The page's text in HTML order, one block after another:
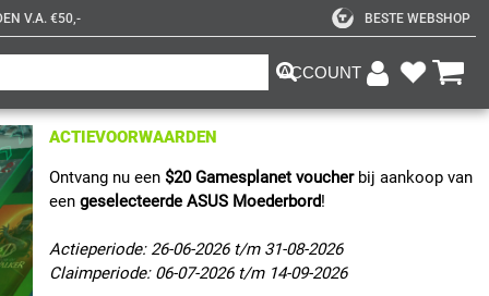
V.A. €50,- BESTE WEBSHOP
ACCOUNT
ACTIEVOORWAARDEN
Ontvang nu een $20 Gamesplanet voucher bij aankoop van
een geselecteerde ASUS Moederbord!
Actieperiode: 26-06-2026 t/m 31-08-2026
Claimperiode: 06-07-2026 t/m 14-09-2026